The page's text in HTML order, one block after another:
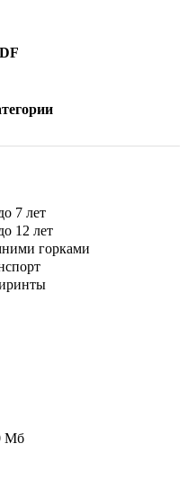
7 лет
12 лет
горками
Мб